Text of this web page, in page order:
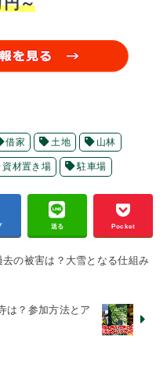
借家 土地 山林
資材置き場 駐車場
送る Pocket
去の被害は？大雪となる仕組み
は？参加方法とア